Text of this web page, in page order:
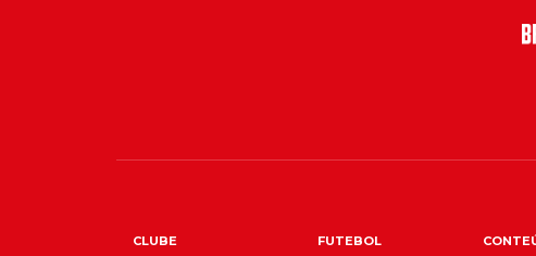
CLUBE FUTEBOL